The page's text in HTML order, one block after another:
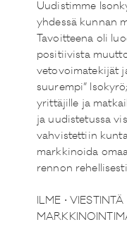
Uudistimme
yhdessä kunnan
Tavoitteena oli
positiivista
vetovoimatekijät
suurempi”
yrittäjille ja
ja uudistetussa
vahvistettiin
markkinoida
rennon
ILME ⋅ VIESTINTÄ